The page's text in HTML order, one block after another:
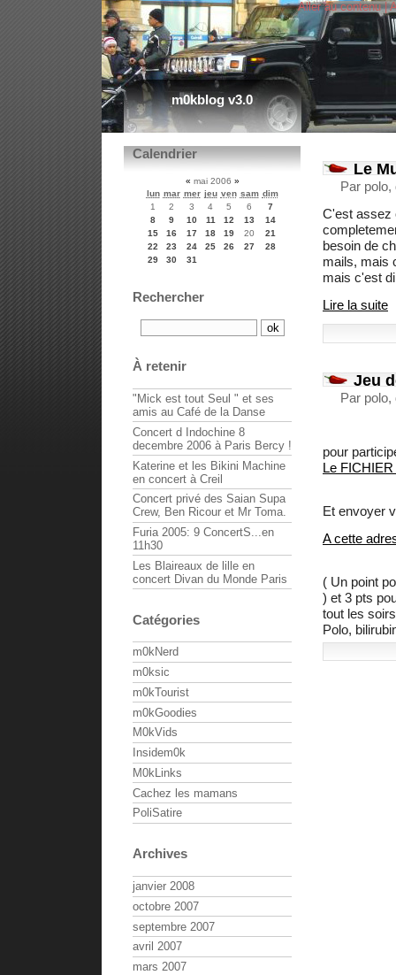
m0kblog v3.0
Aller au contenu|
Le
Par
C'est assez
besoin de
mails, mais
mais c'est
Lire la suite
Jeu
Par
pour
Le
Et envoyer
A cette
( Un point
) et 3 pts
tout les
Polo,
Calendrier
« mai 2006 »
lun mar mer jeu ven sam dim
1
2 3 4 5 6
7
8
9 10 11 12 13
14
15
16 17 18 19 20
21
22
23 24 25 26 27
28
29
30 31
Rechercher
À retenir
"Mick est tout Seul " et ses
amis au Café de la Danse
Concert d Indochine 8
decembre 2006 à Paris Bercy !
Katerine et les Bikini Machine
en concert à Creil
Concert privé des Saian Supa
Crew, Ben Ricour et Mr Toma.
Furia 2005: 9 ConcertS...en
11h30
Les Blaireaux de lille en
concert Divan du Monde Paris
Catégories
m0kNerd
m0ksic
m0kTourist
m0kGoodies
M0kVids
Insidem0k
M0kLinks
Cachez les mamans
PoliSatire
Archives
janvier 2008
octobre 2007
septembre 2007
avril 2007
mars 2007